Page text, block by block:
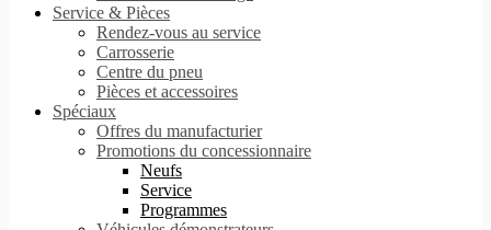
Service & Pièces
Rendez-vous au service
Carrosserie
Centre du pneu
Pièces et accessoires
Spéciaux
Offres du manufacturier
Promotions du concessionnaire
Neufs
Service
Programmes